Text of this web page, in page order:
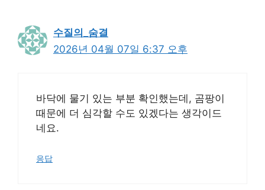
수질의_숨결
2026년 04월 07일 6:37 오후
바닥에 물기 있는 부분 확인했는데, 곰팡이
때문에 더 심각할 수도 있겠다는 생각이드
네요.
응답